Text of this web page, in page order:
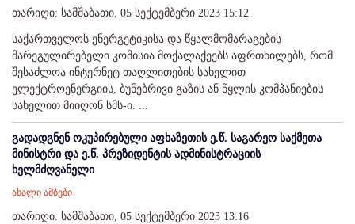
თარიღი: სამშაბათი, 05 სექტემბერი 2023 15:12
საქართველოს ენერგეტიკისა და წყალმომარაგების
მარეგულირებელი კომისია მოქალაქეებს აფრთხილებს, რომ
შესაძლოა ინტერნეტ თაღლითების სახელით
ელექტროენერგიის, ბუნებრივი გაზის ან წყლის კომპანიების
სახელით მიიღონ სმს-ი. ...
გადადგნენ ოკუპირებული აფხაზეთის ე.წ. საგარეო საქმეთა
მინისტრი და ე.წ. პრეზიდენტის ადმინისტრაციის
ხელმძღვანელი
ახალი ამბები
თარიღი: სამშაბათი, 05 სექტემბერი 2023 13:16